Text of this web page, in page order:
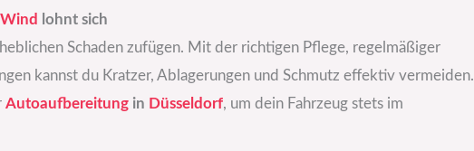
Wind
lohnt sich
Schaden zufügen. Mit der richtigen Pflege, regelmäßiger
kannst du Kratzer, Ablagerungen und Schmutz effektiv vermeiden.
Autoaufbereitung in Düsseldorf, um dein Fahrzeug stets im